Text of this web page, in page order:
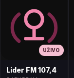
Mcedonia
UŽIVO
Lider FM 107,4